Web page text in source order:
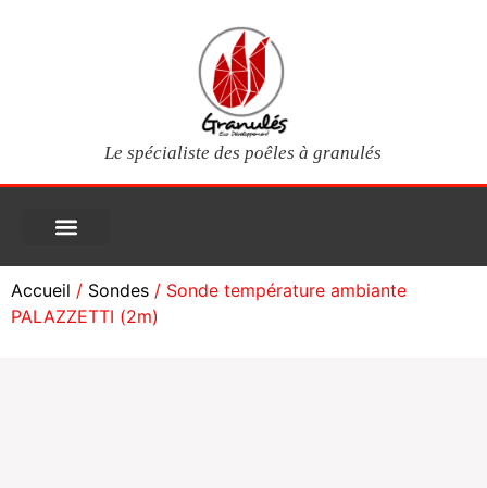
Le spécialiste des poêles à granulés
Accueil / Sondes / Sonde température ambiante
PALAZZETTI (2m)